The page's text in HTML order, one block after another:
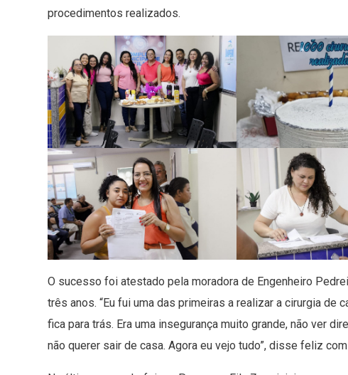
procedimentos realizados.
O sucesso foi atestado pela moradora de Engenheiro
três anos. “Eu fui uma das primeiras a realizar a cirurgia de
fica para trás. Era uma insegurança muito grande, não ver
não querer sair de casa. Agora eu vejo tudo”, disse feliz